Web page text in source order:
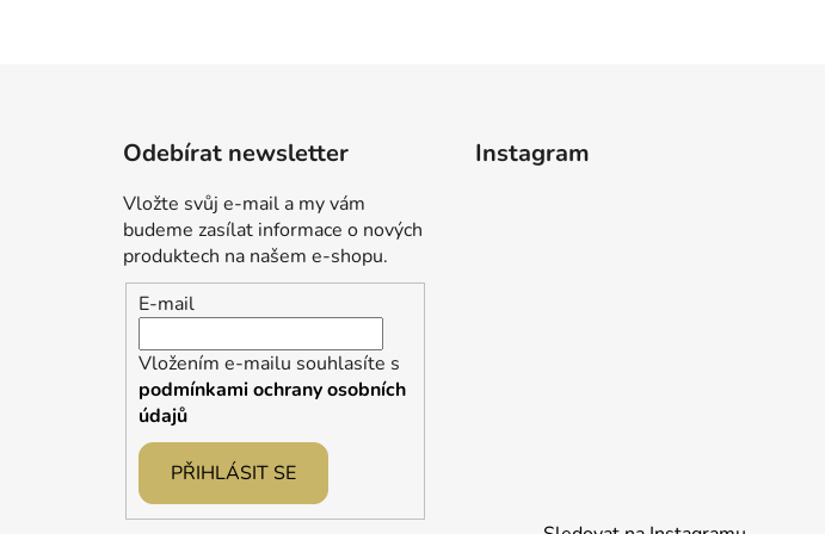
Odebírat newsletter
Vložte svůj e-mail a my vám
budeme zasílat informace o nových
produktech na našem e-shopu.
E-mail
Vložením e-mailu souhlasíte s
podmínkami ochrany osobních
údajů
PŘIHLÁSIT SE
Instagram